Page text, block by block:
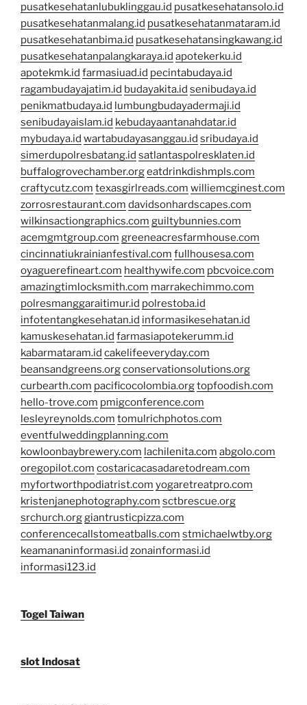
pusatkesehatanlubuklinggau.id pusatkesehatansolo.id
pusatkesehatanmalang.id pusatkesehatanmataram.id
pusatkesehatanbima.id pusatkesehatansingkawang.id
pusatkesehatanpalangkaraya.id apotekerku.id
apotekmk.id farmasiuad.id pecintabudaya.id
ragambudayajatim.id budayakita.id senibudaya.id
penikmatbudaya.id lumbungbudayadermaji.id
senibudayaislam.id kebudayaantanahdatar.id
mybudaya.id wartabudayasanggau.id sribudaya.id
simerdupolresbatang.id satlantaspolresklaten.id
buffalogrovechamber.orgeatdrinkdishmpls.com
craftycutz.com texasgirlreads.com williemcginest.com
zorrosrestaurant.com davidsonhardscapes.com
wilkinsactiongraphics.com guiltybunnies.com
acemgmtgroup.com greeneacresfarmhouse.com
cincinnatiukrainianfestival.com fullhousesa.com
oyaguerefineart.com healthywife.com pbcvoice.com
amazingtimlocksmith.com marrakechimmo.com
polresmanggaraitimur.id polrestoba.id
infotentangkesehatan.id informasikesehatan.id
kamuskesehatan.id farmasiapotekerumm.id
kabarmataram.id cakelifeeveryday.com
beansandgreens.orgconservationsolutions.org
curbearth.com pacificocolombia.orgtopfoodish.com
hello-trove.com pmigconference.com
lesleyreynolds.com tomulrichphotos.com
eventfulweddingplanning.com
kowloonbaybrewery.com lachilenita.com abgolo.com
oregopilot.com costaricacasadaretodream.com
myfortworthpodiatrist.com yogaretreatpro.com
kristenjanephotography.com sctbrescue.org
srchurch.orggiantrusticpizza.com
conferencecallstomeatballs.com stmichaelwtby.org
keamananinformasi.id zonainformasi.id
informasi123.id
Togel Taiwan
slot Indosat